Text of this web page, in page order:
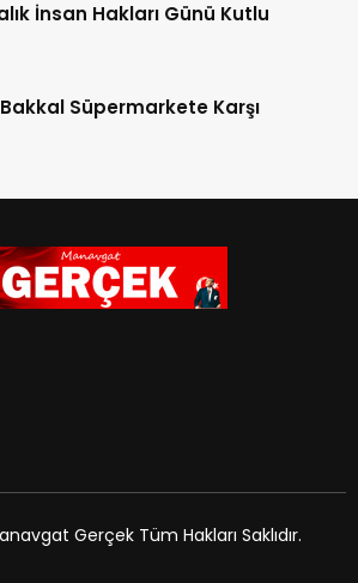
İnsan Hakları Günü Kutlu
Süpermarkete Karşı
Gerçek Tüm Hakları Saklıdır.